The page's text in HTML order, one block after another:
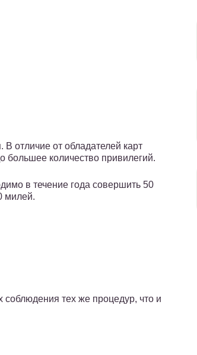
В отличие от обладателей карт
большее количество привилегий.
в течение года совершить 50
милей.
соблюдения тех же процедур, что и